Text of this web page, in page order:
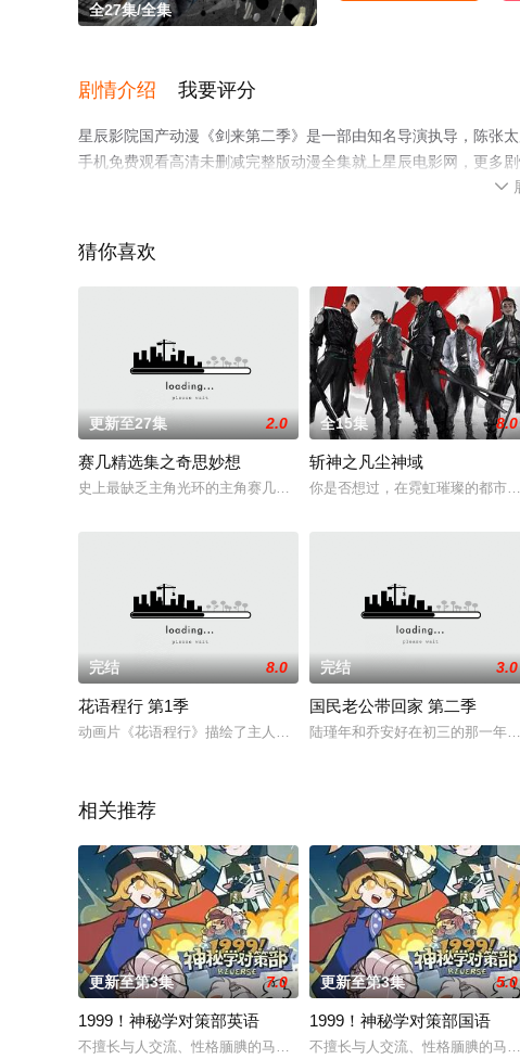
全27集/全集
剧情介绍 我要评分
星辰影院国产动漫《剑来第二季》是一部由知名导演执导，陈张
手机免费观看高清未删减完整版动漫全集就上星辰电影网，更多

猜你喜欢
更新至27集 2.0
赛几精选集之奇思妙想
史上最缺乏主角光环的主角赛几，脑回路新奇的幸运星猪王子，集可
全15集 8.0
斩神之凡尘神域
你是否想过，在霓虹璀璨的都市
完结 8.0
花语程行 第1季
动画片《花语程行》描绘了主人公花小楼和程锦衣兄妹二人落...
完结 3.0
国民老公带回家 第二季
陆瑾年和乔安好在初三的那一年
相关推荐
更新至第3集 7.0
1999！神秘学对策部英语
不擅长与人交流、性格腼腆的马库斯在一场乌龙中意外成为了“神秘学
更新至第3集 5.0
1999！神秘学对策部国语
不擅长与人交流、性格腼腆的马